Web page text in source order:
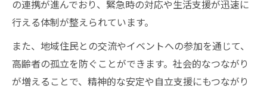
介護サービス選びで重視すべき地域密着性
寒川駅エリアで利用できる高齢者介護の種
類
地域特性を活かした高齢者介護の魅力とは
の連携が進んでおり、緊急時の対応や生活支援が迅速に
行える体制が整えられています。
また、地域住民との交流やイベントへの参加を通じて、
高齢者の孤立を防ぐことができます。社会的なつながり
が増えることで、精神的な安定や自立支援にもつながり